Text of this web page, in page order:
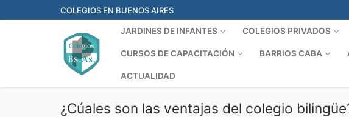
al
COLEGIOS EN BUENOS AIRES
JARDINES DE INFANTES COLEGIOS PRIVADOS
CURSOS DE CAPACITACIÓN BARRIOS CABA
ACTUALIDAD
¿Cúales son las ventajas del colegio